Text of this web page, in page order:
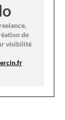
de
visibilité